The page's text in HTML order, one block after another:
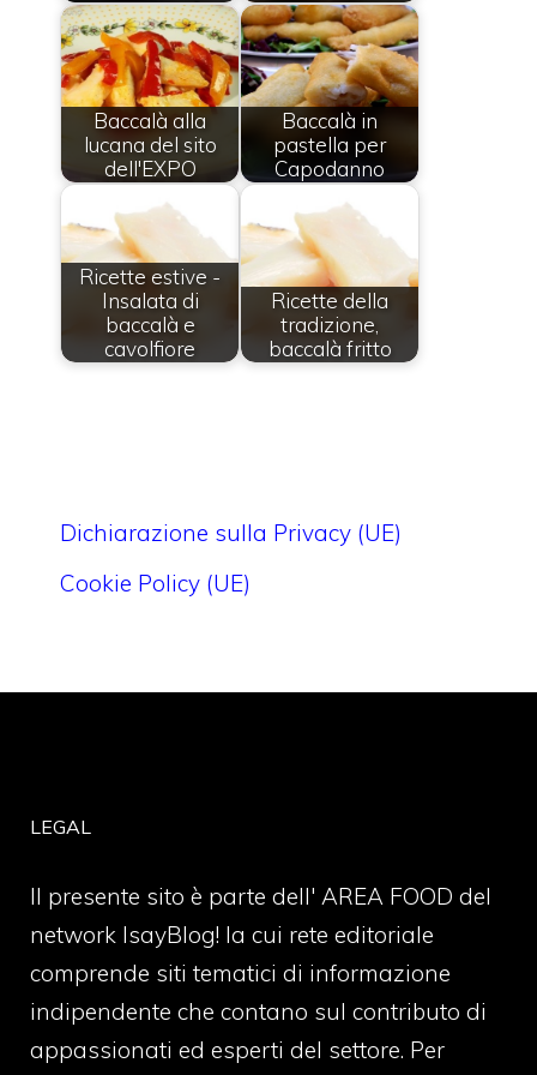
Baccalà alla
lucana del sito
dell'EXPO
Baccalà in
pastella per
Capodanno
Ricette estive -
Insalata di
baccalà e
cavolfiore
Ricette della
tradizione,
baccalà fritto
Dichiarazione sulla Privacy (UE)
Cookie Policy (UE)
LEGAL
Il presente sito è parte dell' AREA FOOD del
network IsayBlog! la cui rete editoriale
comprende siti tematici di informazione
indipendente che contano sul contributo di
appassionati ed esperti del settore. Per